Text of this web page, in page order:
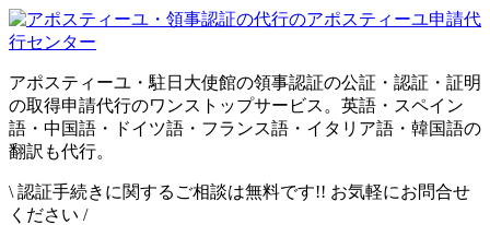
アポスティーユ・駐日大使館の領事認証の公証・認証・証明
の取得申請代行のワンストップサービス。英語・スペイン
語・中国語・ドイツ語・フランス語・イタリア語・韓国語の
翻訳も代行。
\ 認証手続きに関するご相談は無料です!! お気軽にお問合せ
ください /